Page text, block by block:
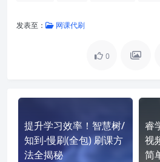
发表至： 网课代刷
0
提升学习效率！智慧树/
知到-慢刷(全包) 刷课方
法全揭秘
睿
视
简